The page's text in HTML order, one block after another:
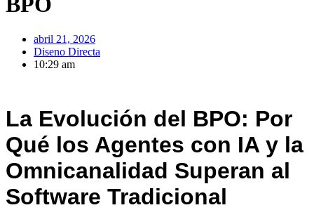
abril 21, 2026
Diseno Directa
10:29 am
La Evolución del BPO: Por
Qué los Agentes con IA y la
Omnicanalidad Superan al
Software Tradicional